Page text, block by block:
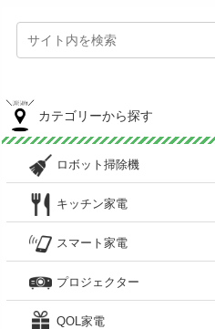
カテゴリーから探す
ロボット掃除機
キッチン家電
スマート家電
プロジェクター
QOL家電